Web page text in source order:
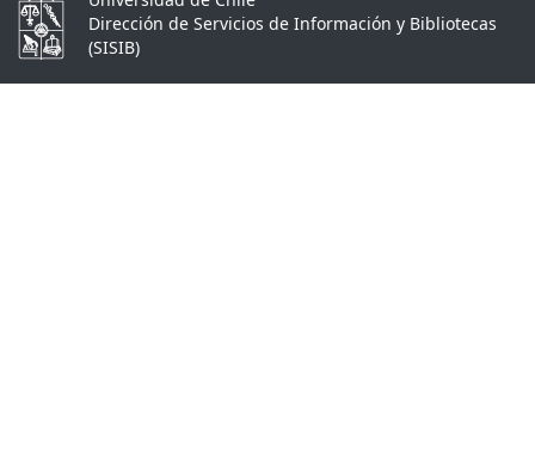
Dirección de Servicios de Información y Bibliotecas
(SISIB)